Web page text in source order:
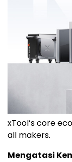
xTool’s core
all makers.
Mengatasi